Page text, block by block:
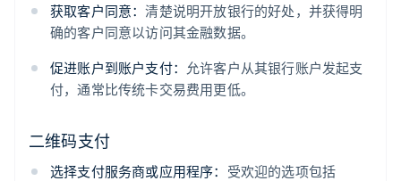
获取客户同意：清楚说明开放银行的好处，并获得明
确的客户同意以访问其金融数据。
促进账户到账户支付： 允许客户从其银行账户发起支
付，通常比传统卡交易费用更低。
二维码支付
选择支付服务商或应用程序： 受欢迎的选项包括